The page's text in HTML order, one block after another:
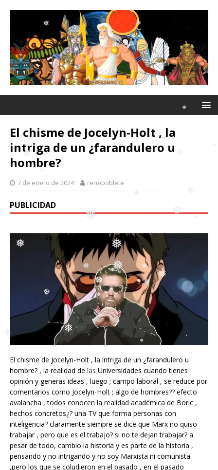
❅
❅
❅
❅ ❅
❅
❅
❅
❅
❅
❅
❅
❅
❅
❅ ❅
❅
❅
El chisme de Jocelyn-Holt , la
intriga de un ¿farandulero u
hombre?
7 de enero de 2024 renepoblete
PUBLICIDAD
El chisme de Jocelyn-Holt , la intriga de un ¿farandulero u
hombre? , la realidad de las Universidades cuando tienes
opinión y generas ideas , luego ; campo laboral , se reduce por
comentarios como Jocelyn-Holt ; algo de hombres?? efecto
avalancha , todos conocen la realidad académica de Boric ,
hechos concretos¿? una TV que forma personas con
inteligencia? claramente siempre se dice que Marx no quiso
trabajar , pero que es el trabajo? si no te dejan trabajar? a
pesar de todo, cambio la historia y es parte de la historia ,
pensando y no intrigando y no soy Marxista ni comunista
,pero los que se coludieron en el pasado , en el pasado